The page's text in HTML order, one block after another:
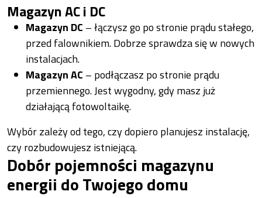
Magazyn AC i DC
Magazyn DC – łączysz go po stronie prądu stałego,
przed falownikiem. Dobrze sprawdza się w nowych
instalacjach.
Magazyn AC – podłączasz po stronie prądu
przemiennego. Jest wygodny, gdy masz już
działającą fotowoltaikę.
Wybór zależy od tego, czy dopiero planujesz instalację,
czy rozbudowujesz istniejącą.
Dobór pojemności magazynu
energii do Twojego domu